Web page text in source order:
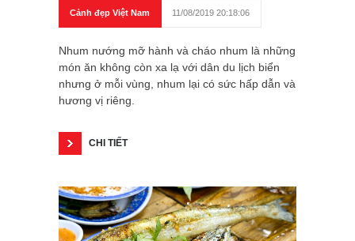
Cảnh đẹp Việt Nam 11/08/2019 20:18:06
Nhum nướng mỡ hành và cháo nhum là những
món ăn không còn xa lạ với dân du lịch biển
nhưng ở mỗi vùng, nhum lại có sức hấp dẫn và
hương vị riêng.
CHI TIẾT